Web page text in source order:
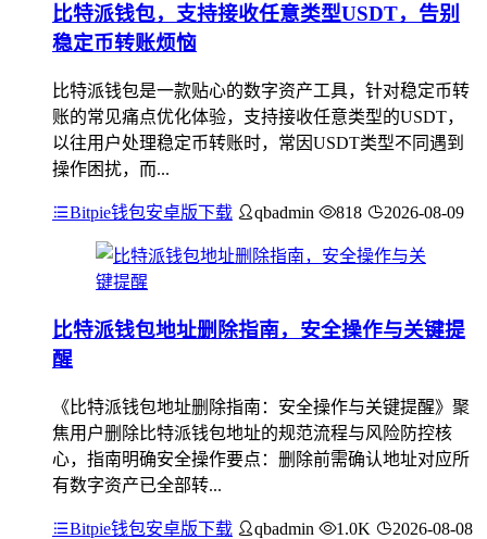
比特派钱包，支持接收任意类型USDT，告别
稳定币转账烦恼
比特派钱包是一款贴心的数字资产工具，针对稳定币转
账的常见痛点优化体验，支持接收任意类型的USDT，
以往用户处理稳定币转账时，常因USDT类型不同遇到
操作困扰，而...
Bitpie钱包安卓版下载 qbadmin 818 2026-08-09
比特派钱包地址删除指南，安全操作与关键提
醒
《比特派钱包地址删除指南：安全操作与关键提醒》聚
焦用户删除比特派钱包地址的规范流程与风险防控核
心，指南明确安全操作要点：删除前需确认地址对应所
有数字资产已全部转...
Bitpie钱包安卓版下载 qbadmin 1.0K 2026-08-08